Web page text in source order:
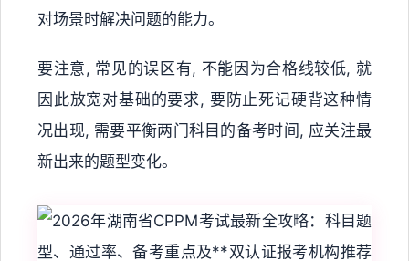
对场景时解决问题的能力。
要注意, 常见的误区有, 不能因为合格线较低, 就
因此放宽对基础的要求, 要防止死记硬背这种情
况出现, 需要平衡两门科目的备考时间, 应关注最
新出来的题型变化。